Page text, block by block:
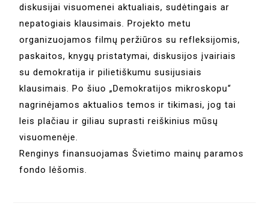
diskusijai visuomenei aktualiais, sudėtingais ar
nepatogiais klausimais. Projekto metu
organizuojamos filmų peržiūros su refleksijomis,
paskaitos, knygų pristatymai, diskusijos įvairiais
su demokratija ir pilietiškumu susijusiais
klausimais. Po šiuo „Demokratijos mikroskopu“
nagrinėjamos aktualios temos ir tikimasi, jog tai
leis plačiau ir giliau suprasti reiškinius mūsų
visuomenėje.
Renginys finansuojamas Švietimo mainų paramos
fondo lėšomis.